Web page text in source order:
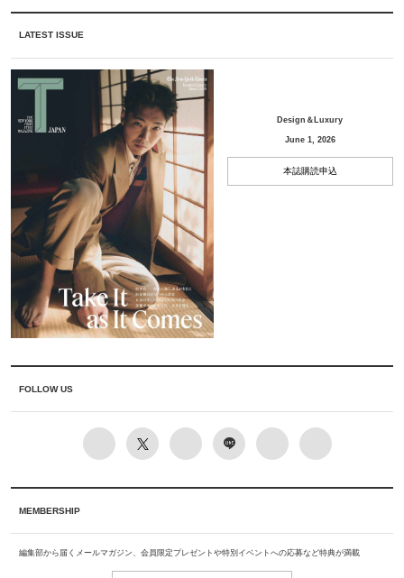
LATEST ISSUE
Design＆Luxury
June 1, 2026
本誌購読申込
FOLLOW US
MEMBERSHIP
編集部から届くメールマガジン、会員限定プレゼントや特別イベントへの応募など特典が満載